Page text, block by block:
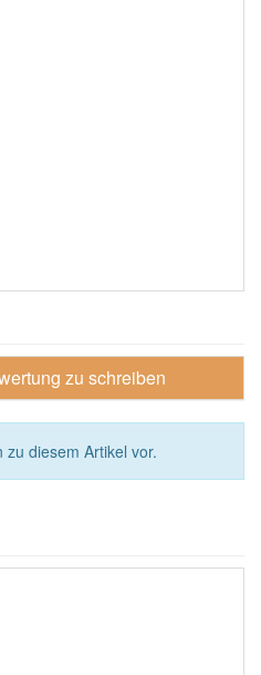
zu schreiben
diesem Artikel vor.